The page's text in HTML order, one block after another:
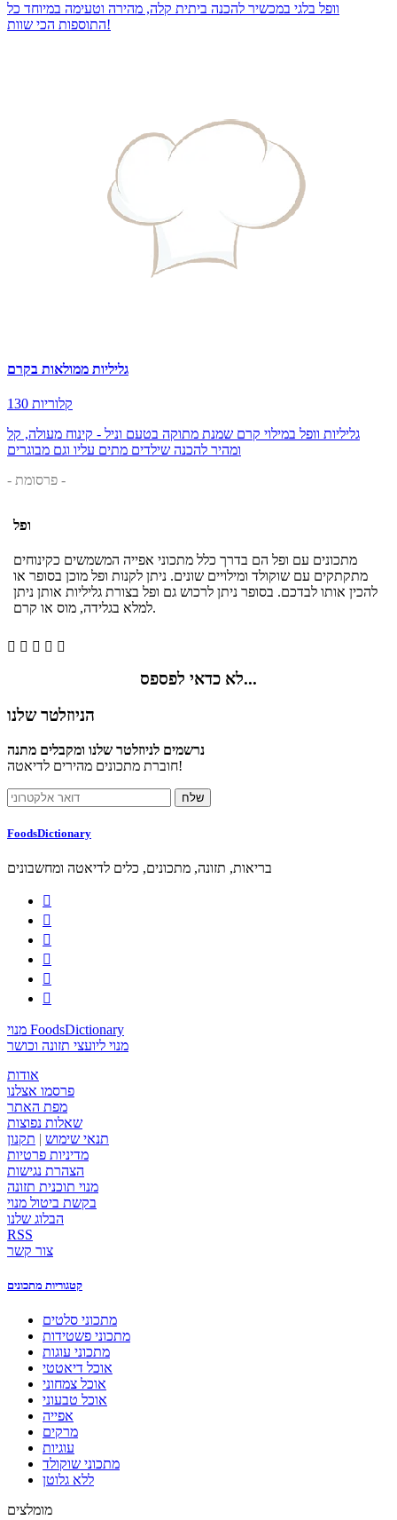
וופל בלגי במכשיר להכנה ביתית קלה, מהירה וטעימה במיוחד כל
התוספות הכי שוות!
גליליות ממולאות בקרם
130 קלוריות
גליליות וופל במילוי קרם שמנת מתוקה בטעם וניל - קינוח מעולה, קל
ומהיר להכנה שילדים מתים עליו וגם מבוגרים
- פרסומת -
ופל
מתכונים עם ופל הם בדרך כלל מתכוני אפייה המשמשים כקינוחים
מתקתקים עם שוקולד ומילויים שונים. ניתן לקנות ופל מוכן בסופר או
להכין אותו לבדכם. בסופר ניתן לרכוש גם ופל בצורת גליליות אותן ניתן
למלא בגלידה, מוס או קרם.
    
לא כדאי לפספס...
הניוזלטר שלנו
נרשמים לניוזלטר שלנו ומקבלים מתנה
חוברת מתכונים מהירים לדיאטה!
FoodsDictionary
בריאות, תזונה, מתכונים, כלים לדיאטה ומחשבונים






מנוי FoodsDictionary
מנוי ליועצי תזונה וכושר
אודות
פרסמו אצלנו
מפת האתר
שאלות נפוצות
תנאי שימוש | תקנון
מדיניות פרטיות
הצהרת נגישות
מנוי תוכנית תזונה
בקשת ביטול מנוי
הבלוג שלנו
RSS
צור קשר
קטגוריות מתכונים
מתכוני סלטים
מתכוני פשטידות
מתכוני עוגות
אוכל דיאטטי
אוכל צמחוני
אוכל טבעוני
אפייה
מרקים
עוגיות
מתכוני שוקולד
ללא גלוטן
מומלצים